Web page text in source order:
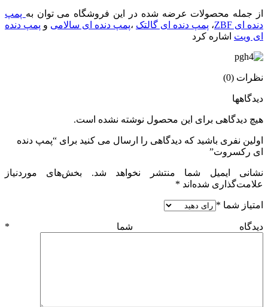
از جمله محصولات عرضه شده در این فروشگاه می توان به پمپ
دنده ای ZBF
، پمپ دنده ای گالتک ،پمپ دنده ای سالامی و پمپ دنده
ای ویت اشاره کرد
نظرات (0)
دیدگاهها
هیچ دیدگاهی برای این محصول نوشته نشده است.
اولین نفری باشید که دیدگاهی را ارسال می کنید برای “پمپ دنده
ای رکسروت”
نشانی ایمیل شما منتشر نخواهد شد.
بخش‌های موردنیاز
علامت‌گذاری شده‌اند *
امتیاز شما *
دیدگاه شما *